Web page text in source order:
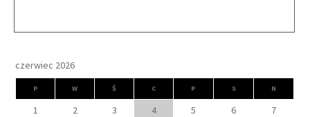
czerwiec 2026
P W Ś C P S N
1 2 3 4 5 6
7